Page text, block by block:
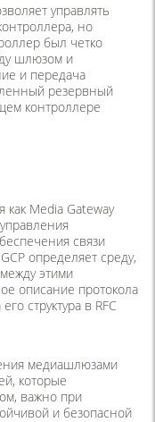
управлять
но
был четко
шлюзом и
и передача
резервный
контроллере
как Media Gateway
связи
определяет среду,
этими
описание протокола
структура в RFC
медиашлюзами
которые
важно при
и безопасной